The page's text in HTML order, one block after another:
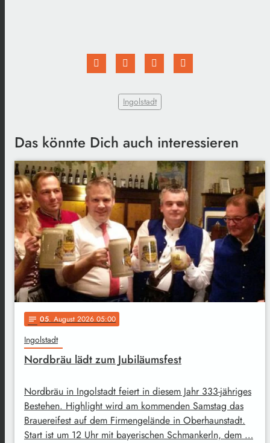
Ingolstadt
Das könnte Dich auch interessieren
notes 05. August 2026 05:00
Ingolstadt
Nordbräu lädt zum Jubiläumsfest
Nordbräu in Ingolstadt feiert in diesem Jahr 333-jähriges
Bestehen. Highlight wird am kommenden Samstag das
Brauereifest auf dem Firmengelände in Oberhaunstadt.
Start ist um 12 Uhr mit bayerischen Schmankerln, dem …